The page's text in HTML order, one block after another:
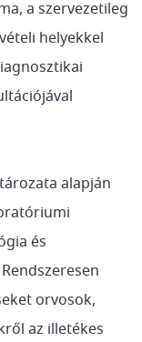
a szervezetileg
helyekkel
alapján
és
orvosok,
az illetékes